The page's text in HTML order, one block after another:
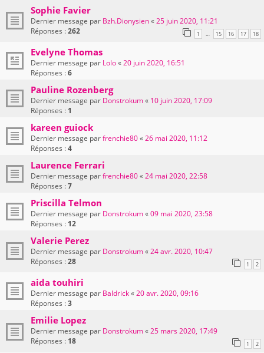
Sophie Favier
Dernier message par Bzh.Dionysien«25 juin 2020, 11:21
Réponses :262 1 … 15 16 17 18
Evelyne Thomas
Dernier message par Lolo«20 juin 2020, 16:51
Réponses :6
Pauline Rozenberg
Dernier message par Donstrokum« 10 juin 2020, 17:09
Réponses : 1
kareen guiock
Dernier message parfrenchie80«26 mai 2020, 11:12
Réponses :4
Laurence Ferrari
Dernier message parfrenchie80«24 mai 2020, 22:58
Réponses :7
Priscilla Telmon
Dernier message par Donstrokum«09 mai 2020, 23:58
Réponses : 12
Valerie Perez
Dernier message par Donstrokum«24 avr. 2020, 10:47
Réponses :28 1 2
aida touhiri
Dernier message par Baldrick«20 avr. 2020, 09:16
Réponses :3
Emilie Lopez
Dernier message par Donstrokum«25 mars 2020, 17:49
Réponses : 18 1 2